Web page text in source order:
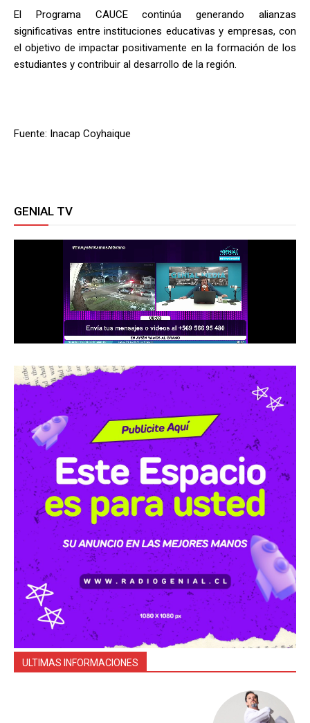
El Programa CAUCE continúa generando alianzas
significativas entre instituciones educativas y empresas, con
el objetivo de impactar positivamente en la formación de los
estudiantes y contribuir al desarrollo de la región.
Fuente: Inacap Coyhaique
GENIAL TV
ULTIMAS INFORMACIONES